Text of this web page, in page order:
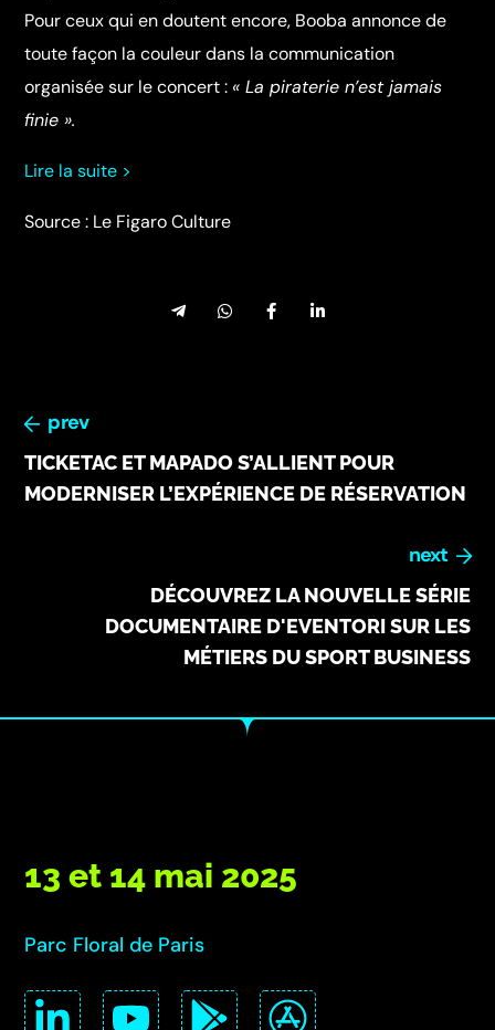
Pour ceux qui en doutent encore, Booba annonce de
toute façon la couleur dans la communication
organisée sur le concert : « La piraterie n’est jamais
finie ».
Lire la suite >
Source : Le Figaro Culture
prev
TICKETAC ET MAPADO S’ALLIENT POUR
MODERNISER L’EXPÉRIENCE DE RÉSERVATION
next
DÉCOUVREZ LA NOUVELLE SÉRIE
DOCUMENTAIRE D'EVENTORI SUR LES
MÉTIERS DU SPORT BUSINESS
13 et 14 mai 2025
Parc Floral de Paris